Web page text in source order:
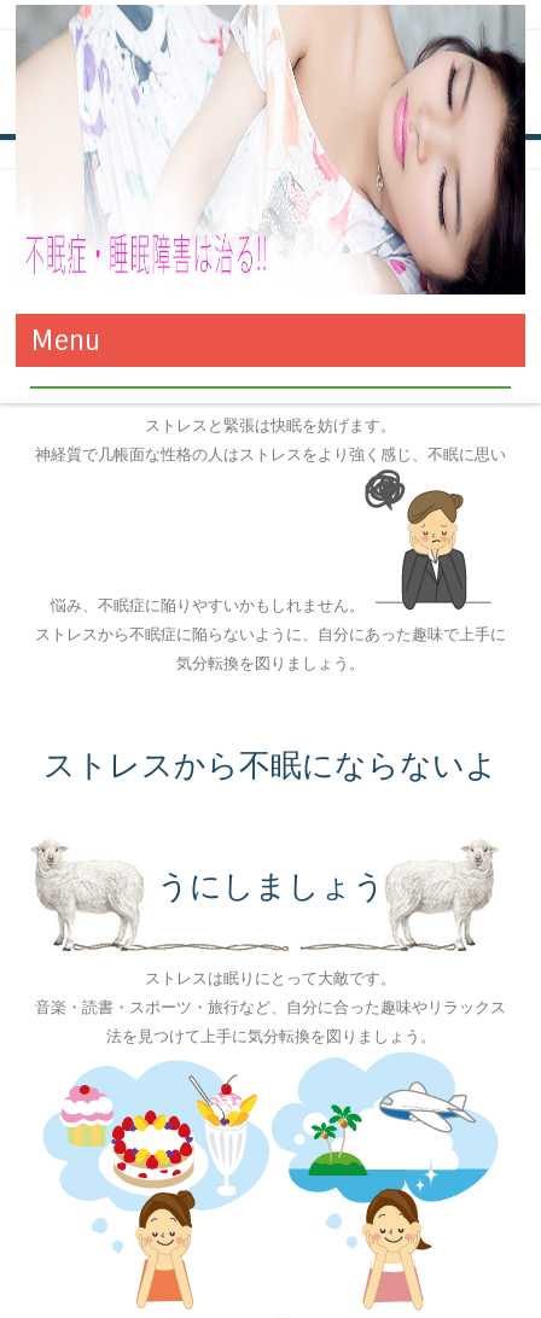
不眠症・睡眠障害は治る!! 改善
と対策方法
す！！
Menu
コンテンツへ移動
タグ別アーカイブ: ストレス解消
ストレスを解消して不眠を克服しま
しょう！
ストレスと緊張は快眠を妨げます。
神経質で几帳面な性格の人はストレスをより強く感じ、不眠に思い
悩み、不眠症に陥りやすいかもしれません。
ストレスから不眠症に陥らないように、自分にあった趣味で上手に
気分転換を図りましょう。
ストレスから不眠にならないよ
うにしましょう
ストレスは眠りにとって大敵です。
音楽・読書・スポーツ・旅行など、自分に合った趣味やリラックス
法を見つけて上手に気分転換を図りましょう。